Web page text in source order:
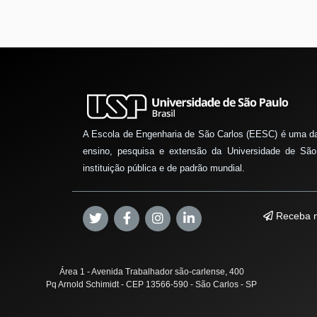
A Escola de Engenharia de São Carlos (EESC) é uma
ensino, pesquisa e extensão da Universidade de
instituição pública e de padrão mundial.
Receba
Área 1 - Avenida Trabalhador são-carlense, 400
Pq Arnold Schimidt - CEP 13566-590 - São Carlos - SP